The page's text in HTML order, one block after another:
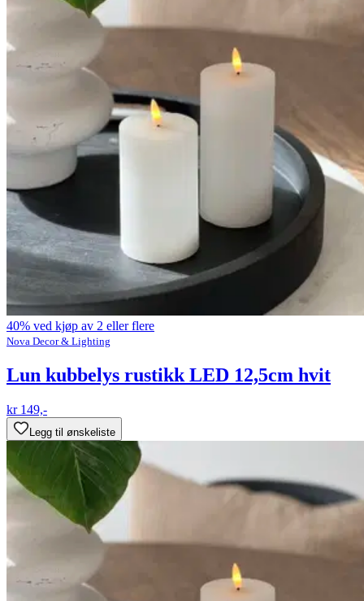
40% ved kjøp av 2 eller flere
Nova Decor & Lighting
Lun kubbelys rustikk LED 12,5cm hvit
kr 149,-
Legg til ønskeliste